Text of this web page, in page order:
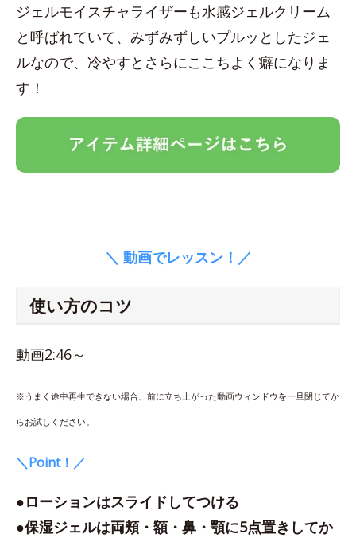
ジェルモイスチャライザーも水感ジェルクリーム
と呼ばれていて、みずみずしいプルッとしたジェ
ルなので、冷やすとさらにここちよく癖になりま
す！
＼ 動画でレッスン！／
使い方のコツ
動画2:46～
※うまく途中再生できない場合、前に立ち上がった動画ウィンドウを一旦閉じてか
らお試しください。
＼Point！／
●ローションはスライドしてつける
●保湿ジェルは両頬・額・鼻・顎に5点置きしてか